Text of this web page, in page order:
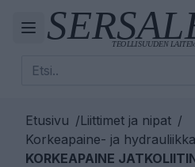
Etusivu /Liittimet ja nipat /
Korkeapaine- ja
KORKEAPAINE